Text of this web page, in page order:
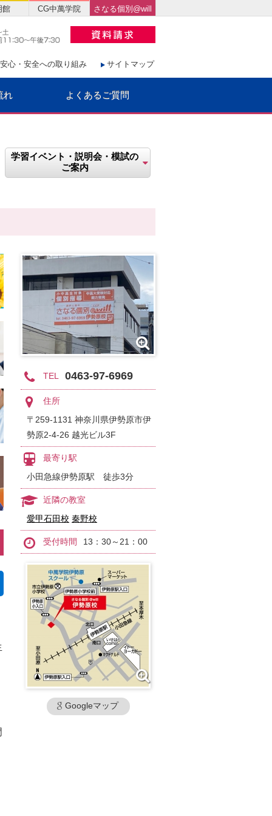
安心・安全への取り組み サイトマップ
れ よくあるご質問
館 CG中萬学院 さなる個別@will
学習イベント・説明会・模試の
ご案内
TEL 0463-97-6969
住所
〒259-1131 神奈川県伊勢原市伊
勢原2-4-26 越光ビル3F
最寄り駅
小田急線伊勢原駅 徒歩3分
近隣の教室
愛甲石田校 秦野校
受付時間 13：30～21：00
Googleマップ